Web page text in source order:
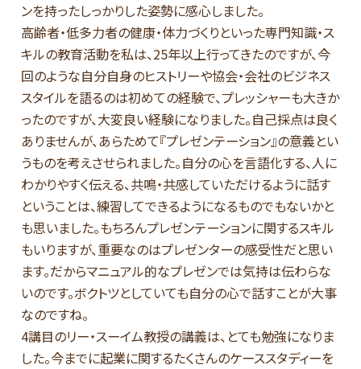
ンを持ったしっかりした姿勢に感心しました。
高齢者・低多力者の健康・体力づくりといった専門知識・ス
キルの教育活動を私は、25年以上行ってきたのですが、今
回のような自分自身のヒストリーや協会・会社のビジネス
スタイルを語るのは初めての経験で、プレッシャーも大きか
ったのですが、大変良い経験になりました。自己採点は良く
ありませんが、あらためて『プレゼンテーション』の意義とい
うものを考えさせられました。自分の心を言語化する、人に
わかりやすく伝える、共鳴・共感していただけるように話す
ということは、練習してできるようになるものでもないかと
も思いました。もちろんプレゼンテーションに関するスキル
もいりますが、重要なのはプレゼンターの感受性だと思い
ます。だからマニュアル的なプレゼンでは気持は伝わらな
いのです。ボクトツとしていても自分の心で話すことが大事
なのですね。
4講目のリー・スーイム教授の講義は、とても勉強になりま
した。今までに起業に関するたくさんのケーススタディーを